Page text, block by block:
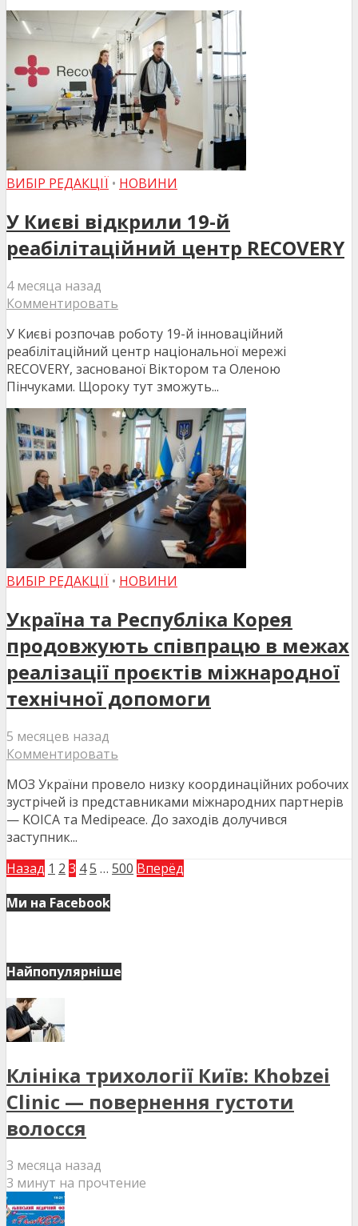
ВИБІР РЕДАКЦІЇ • НОВИНИ
У Києві відкрили 19-й
реабілітаційний центр RECOVERY
4 месяца назад
Комментировать
У Києві розпочав роботу 19-й інноваційний
реабілітаційний центр національної мережі
RECOVERY, заснованої Віктором та Оленою
Пінчуками. Щороку тут зможуть...
ВИБІР РЕДАКЦІЇ • НОВИНИ
Україна та Республіка Корея
продовжують співпрацю в межах
реалізації проєктів міжнародної
технічної допомоги
5 месяцев назад
Комментировать
МОЗ України провело низку координаційних робочих
зустрічей із представниками міжнародних партнерів
— KOICA та Medipeace. До заходів долучився
заступник...
Назад 1 2 3 45 … 500 Вперёд
Ми на Facebook
Найпопулярніше
Клініка трихології Київ: Khobzei
Clinic — повернення густоти
волосся
3 месяца назад
3 минут на прочтение